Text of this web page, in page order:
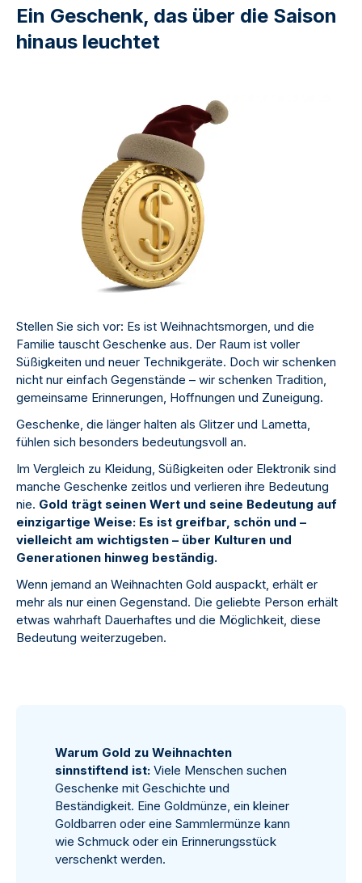
Ein Geschenk, das über die Saison
hinaus leuchtet
Stellen Sie sich vor: Es ist Weihnachtsmorgen, und die
Familie tauscht Geschenke aus. Der Raum ist voller
Süßigkeiten und neuer Technikgeräte. Doch wir schenken
nicht nur einfach Gegenstände – wir schenken Tradition,
gemeinsame Erinnerungen, Hoffnungen und Zuneigung.
Geschenke, die länger halten als Glitzer und Lametta,
fühlen sich besonders bedeutungsvoll an.
Im Vergleich zu Kleidung, Süßigkeiten oder Elektronik sind
manche Geschenke zeitlos und verlieren ihre Bedeutung
nie. Gold trägt seinen Wert und seine Bedeutung auf
einzigartige Weise: Es ist greifbar, schön und –
vielleicht am wichtigsten – über Kulturen und
Generationen hinweg beständig.
Wenn jemand an Weihnachten Gold auspackt, erhält er
mehr als nur einen Gegenstand. Die geliebte Person erhält
etwas wahrhaft Dauerhaftes und die Möglichkeit, diese
Bedeutung weiterzugeben.
Warum Gold zu Weihnachten
sinnstiftend ist: Viele Menschen suchen
Geschenke mit Geschichte und
Beständigkeit. Eine Goldmünze, ein kleiner
Goldbarren oder eine Sammlermünze kann
wie Schmuck oder ein Erinnerungsstück
verschenkt werden.